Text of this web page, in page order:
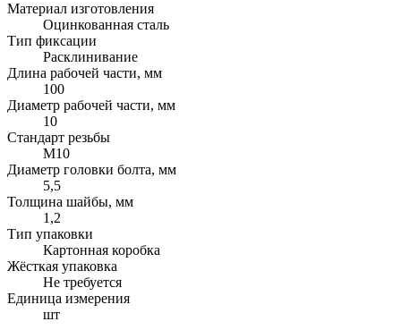
Материал изготовления
Оцинкованная сталь
Тип фиксации
Расклинивание
Длина рабочей части, мм
100
Диаметр рабочей части, мм
10
Стандарт резьбы
М10
Диаметр головки болта, мм
5,5
Толщина шайбы, мм
1,2
Тип упаковки
Картонная коробка
Жёсткая упаковка
Не требуется
Единица измерения
шт